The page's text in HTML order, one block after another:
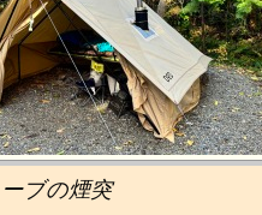
ブの煙突